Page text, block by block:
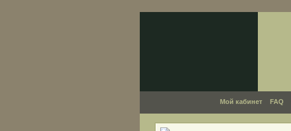
Мой кабинет FAQ